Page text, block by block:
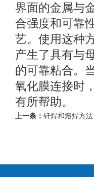
界面的金属与
合强度和可靠
艺。使用这种
产生了具有与
的可靠粘合。
氧化膜连接时
有所帮助。
上一条：钎焊和熔焊方法的区别